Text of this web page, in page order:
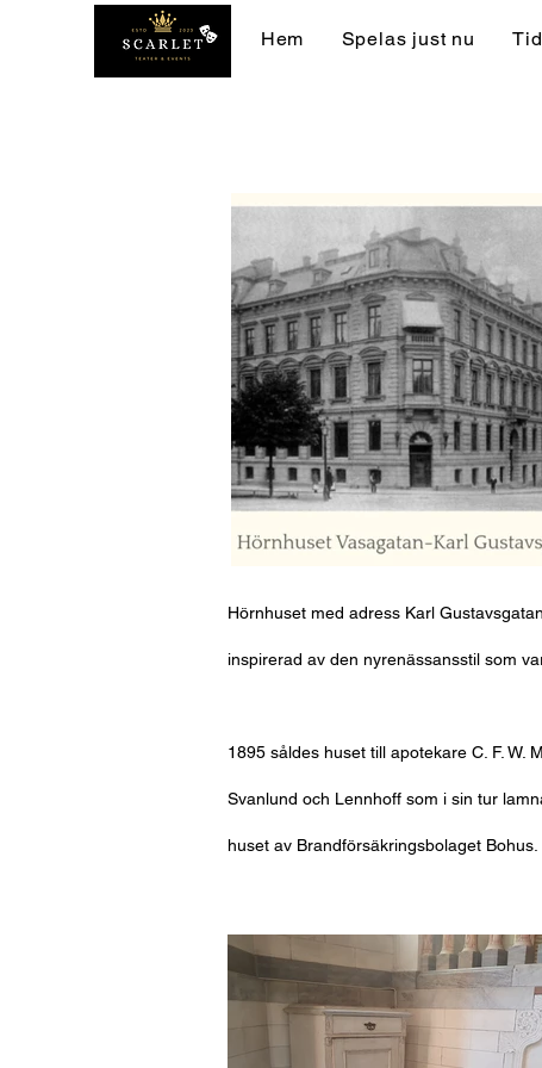
Hem Spelas just nu
Hörnhuset med adress Karl
inspirerad av den nyrenässansstil som
1895 såldes huset till apotekare C. F.
Svanlund och Lennhoff som i sin tur
huset av Brandförsäkringsbolaget